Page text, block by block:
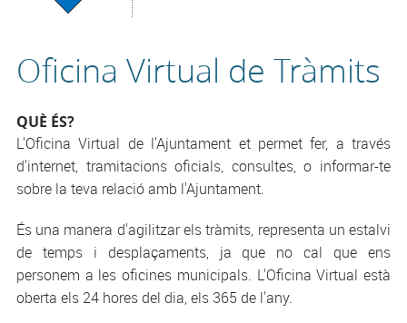
Oficina Virtual de Tràmits
QUÈ ÉS?
L'Oficina Virtual de l'Ajuntament et permet fer, a través
d'internet, tramitacions oficials, consultes, o informar-te
sobre la teva relació amb l'Ajuntament.
És una manera d'agilitzar els tràmits, representa un estalvi
de temps i desplaçaments, ja que no cal que ens
personem a les oficines municipals. L'Oficina Virtual està
oberta els 24 hores del dia, els 365 de l'any.